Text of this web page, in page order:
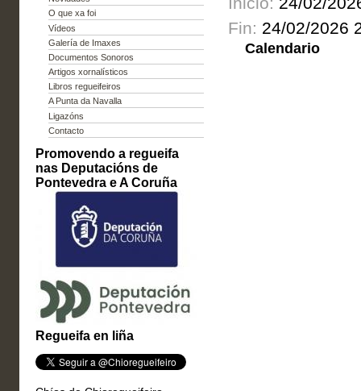
O que xa foi
Vídeos
Galería de Imaxes
Documentos Sonoros
Artigos xornalísticos
Libros regueifeiros
A Punta da Navalla
Ligazóns
Contacto
Promovendo a regueifa
nas Deputacións de
Pontevedra e A Coruña
Regueifa en liña
Fin: 24/02/2026
Calendario